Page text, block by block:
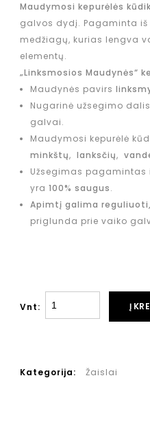
Maudymosi kepurėlės
galvos dydį. Pagaminta
medžiagų, kurias lengva
elementų.
„Linksmosios Maudynės“
Maudynės pavirs
Nugarinė užsegimo dalis
galvai.
Maudymosi kepurėlė
minkštų, lanksčių,
Užsegimas pagamintas
yra 100% saugus.
Apimtį galima reguliuoti,
priglunda prie vaiko
Vnt: Į
Kategorija: Žaislai